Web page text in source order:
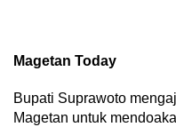
Magetan Today
Bupati Suprawoto
Magetan untuk